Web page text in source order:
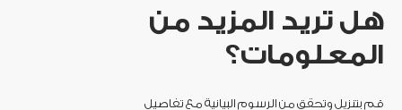
هل تريد المزيد من
المعلومات؟
قم بتنزيل وتحقق من الرسوم البيانية مع تفاصيل